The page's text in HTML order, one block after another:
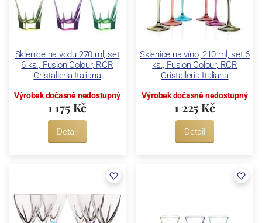
Sklenice na vodu 270 ml, set
6 ks., Fusion Colour, RCR
Cristalleria Italiana
Výrobek dočasně nedostupný
1 175 Kč
Detail
Sklenice na víno, 210 ml, set 6
ks., Fusion Colour, RCR
Cristalleria Italiana
Výrobek dočasně nedostupný
1 225 Kč
Detail